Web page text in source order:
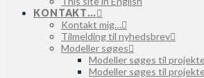
KONTAKT…
Kontakt mig…
Tilmelding til nyhedsbrev
Modeller søges
Modeller søges til
Modeller søges til